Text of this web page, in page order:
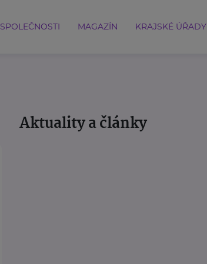
SPOLEČNOSTI MAGAZÍN KRAJSKÉ ÚŘADY
Aktuality a články